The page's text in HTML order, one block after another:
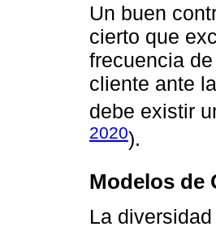
Un buen
cierto que
frecuencia
cliente ante
debe existir
2020).
Modelos de
La